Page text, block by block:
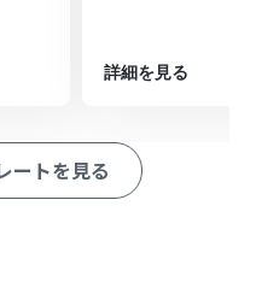
けとなるアクション、「オ
ント
では、要約の文字数や抽出し
詳細を見る
ートを見る